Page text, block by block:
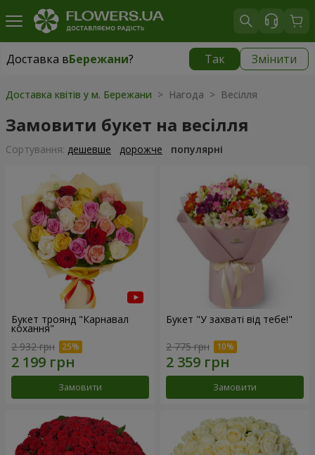
Доставка вБережани? Так Змінити
Доставка вБережани|
Доставка квітів у м. Бережани > Нагода > Весілля
Замовити букет на весілля
Сортування: дешевше дорожче популярні
Букет троянд "Карнавал
кохання"
2 932 грн
Замовити
Букет "У захваті від тебе!"
2 775 грн
Замовити